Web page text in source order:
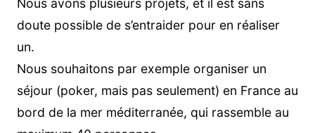
doute possible de s’entraider pour en réaliser
un.
Nous souhaitons par exemple organiser un
séjour (poker, mais pas seulement) en France au
bord de la mer méditerranée, qui rassemble au